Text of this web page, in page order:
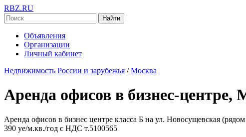
RBZ.RU
Найти
Объявления
Организации
Личный кабинет
Недвижимость России и зарубежья / Москва
Аренда офисов в бизнес-центре,
Аренда офисов в бизнес центре класса Б на ул. Новосущевская
390 уе/м.кв./год с НДС т.5100565